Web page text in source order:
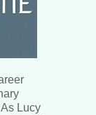
Lucy